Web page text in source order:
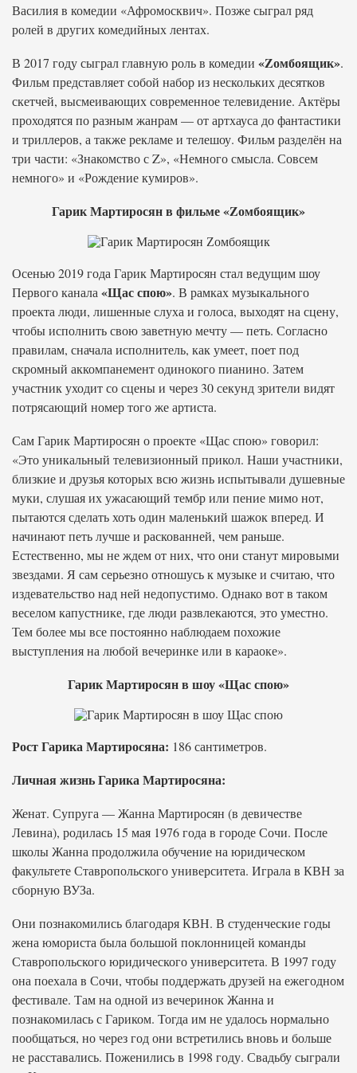
Василия в комедии «Афромосквич». Позже сыграл ряд
ролей в других комедийных лентах.
В 2017 году сыграл главную роль в комедии «Zомбоящик».
Фильм представляет собой набор из нескольких десятков
скетчей, высмеивающих современное телевидение. Актёры
проходятся по разным жанрам — от артхауса до фантастики
и триллеров, а также рекламе и телешоу. Фильм разделён на
три части: «Знакомство с Z», «Немного смысла. Совсем
немного» и «Рождение кумиров».
Гарик Мартиросян в фильме «Zомбоящик»
Осенью 2019 года Гарик Мартиросян стал ведущим шоу
Первого канала «Щас спою». В рамках музыкального
проекта люди, лишенные слуха и голоса, выходят на сцену,
чтобы исполнить свою заветную мечту — петь. Согласно
правилам, сначала исполнитель, как умеет, поет под
скромный аккомпанемент одинокого пианино. Затем
участник уходит со сцены и через 30 секунд зрители видят
потрясающий номер того же артиста.
Сам Гарик Мартиросян о проекте «Щас спою» говорил:
«Это уникальный телевизионный прикол. Наши участники,
близкие и друзья которых всю жизнь испытывали душевные
муки, слушая их ужасающий тембр или пение мимо нот,
пытаются сделать хоть один маленький шажок вперед. И
начинают петь лучше и раскованней, чем раньше.
Естественно, мы не ждем от них, что они станут мировыми
звездами. Я сам серьезно отношусь к музыке и считаю, что
издевательство над ней недопустимо. Однако вот в таком
веселом капустнике, где люди развлекаются, это уместно.
Тем более мы все постоянно наблюдаем похожие
выступления на любой вечеринке или в караоке».
Гарик Мартиросян в шоу «Щас спою»
Рост Гарика Мартиросяна: 186 сантиметров.
Личная жизнь Гарика Мартиросяна:
Женат. Супруга — Жанна Мартиросян (в девичестве
Левина), родилась 15 мая 1976 года в городе Сочи. После
школы Жанна продолжила обучение на юридическом
факультете Ставропольского университета. Играла в КВН за
сборную ВУЗа.
Они познакомились благодаря КВН. В студенческие годы
жена юмориста была большой поклонницей команды
Ставропольского юридического университета. В 1997 году
она поехала в Сочи, чтобы поддержать друзей на ежегодном
фестивале. Там на одной из вечеринок Жанна и
познакомилась с Гариком. Тогда им не удалось нормально
пообщаться, но через год они встретились вновь и больше
не расставались. Поженились в 1998 году. Свадьбу сыграли